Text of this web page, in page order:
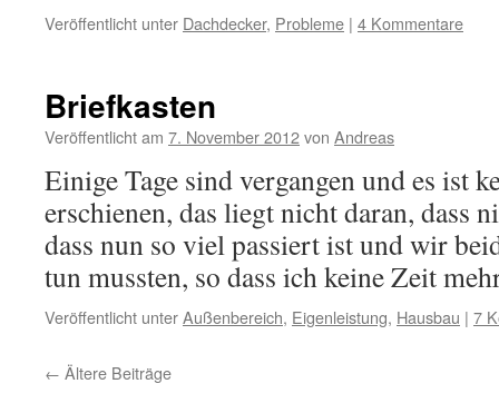
Veröffentlicht unter Dachdecker, Probleme | 4 Kommentare
Briefkasten
Veröffentlicht am 7. November 2012von Andreas
Einige Tage sind vergangen und es ist
erschienen, das liegt nicht daran, dass
dass nun so viel passiert ist und wir
tun mussten, so dass ich keine Zeit
Veröffentlicht unterAußenbereich, Eigenleistung, Hausbau | 7
← Ältere Beiträge